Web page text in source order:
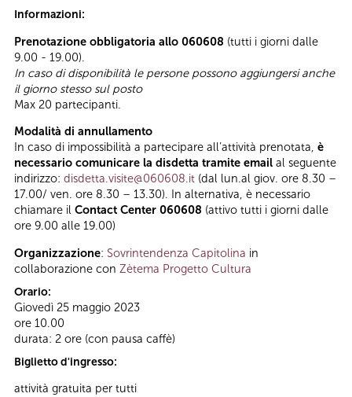
Informazioni:
Prenotazione obbligatoria allo 060608 (tutti i giorni dalle
9.00 - 19.00).
In caso di disponibilità le persone possono aggiungersi anche
il giorno stesso sul posto
Max 20 partecipanti.
Modalità di annullamento
In caso di impossibilità a partecipare all’attività prenotata, è
necessario comunicare la disdetta tramite email al seguente
indirizzo: disdetta.visite@060608.it (dal lun.al giov. ore 8.30 –
17.00/ ven. ore 8.30 – 13.30). In alternativa, è necessario
chiamare il Contact Center 060608 (attivo tutti i giorni dalle
ore 9.00 alle 19.00)
Organizzazione: Sovrintendenza Capitolina in
collaborazione con Zètema Progetto Cultura
Orario:
Giovedì 25 maggio 2023
ore 10.00
durata: 2 ore (con pausa caffè)
Biglietto d'ingresso:
attività gratuita per tutti